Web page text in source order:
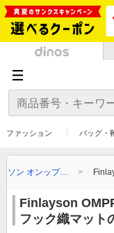
ファッション バッグ・
ソン オンップ…
Finlayson
フック織マット